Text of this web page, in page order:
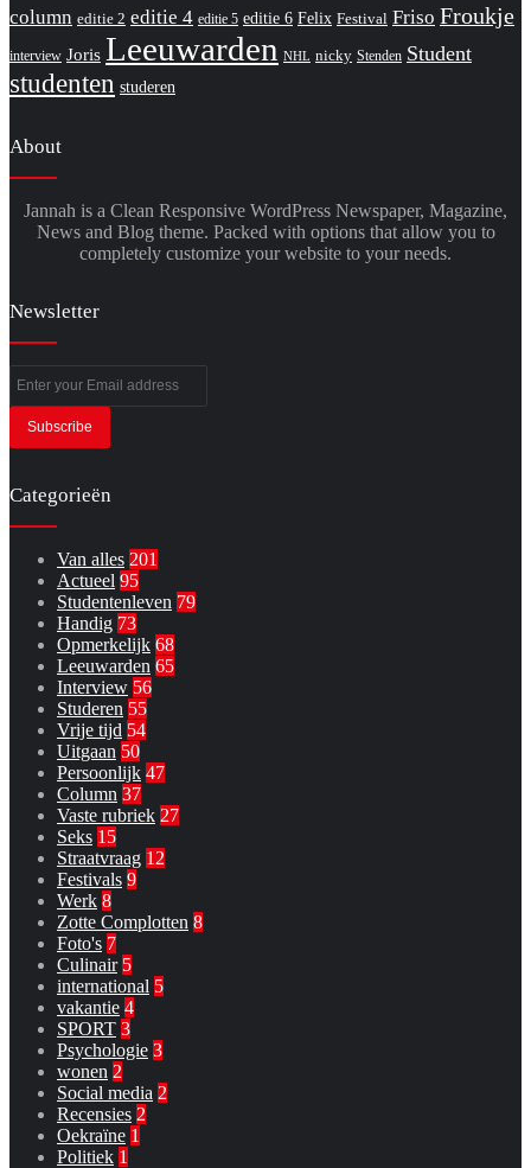
column editie 2 editie 4 editie 5 editie 6 Felix Festival Friso Froukje
interview Joris Leeuwarden NHL nicky Stenden Student
studenten studeren
About
Jannah is a Clean Responsive WordPress Newspaper, Magazine,
News and Blog theme. Packed with options that allow you to
completely customize your website to your needs.
Newsletter
your
Email
address
Categorieën
Van alles 201
Actueel 95
Studentenleven 79
Handig 73
Opmerkelijk 68
Leeuwarden 65
Interview 56
Studeren 55
Vrije tijd 54
Uitgaan 50
Persoonlijk 47
Column 37
Vaste rubriek 27
Seks 15
Straatvraag 12
Festivals 9
Werk 8
Zotte Complotten 8
Foto's 7
Culinair 5
international 5
vakantie 4
SPORT 3
Psychologie 3
wonen 2
Social media 2
Recensies 2
Oekraïne 1
Politiek 1